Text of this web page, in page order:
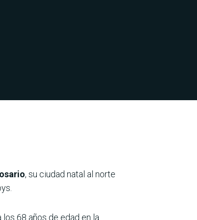
, su ciudad natal al norte
68 años de edad en la